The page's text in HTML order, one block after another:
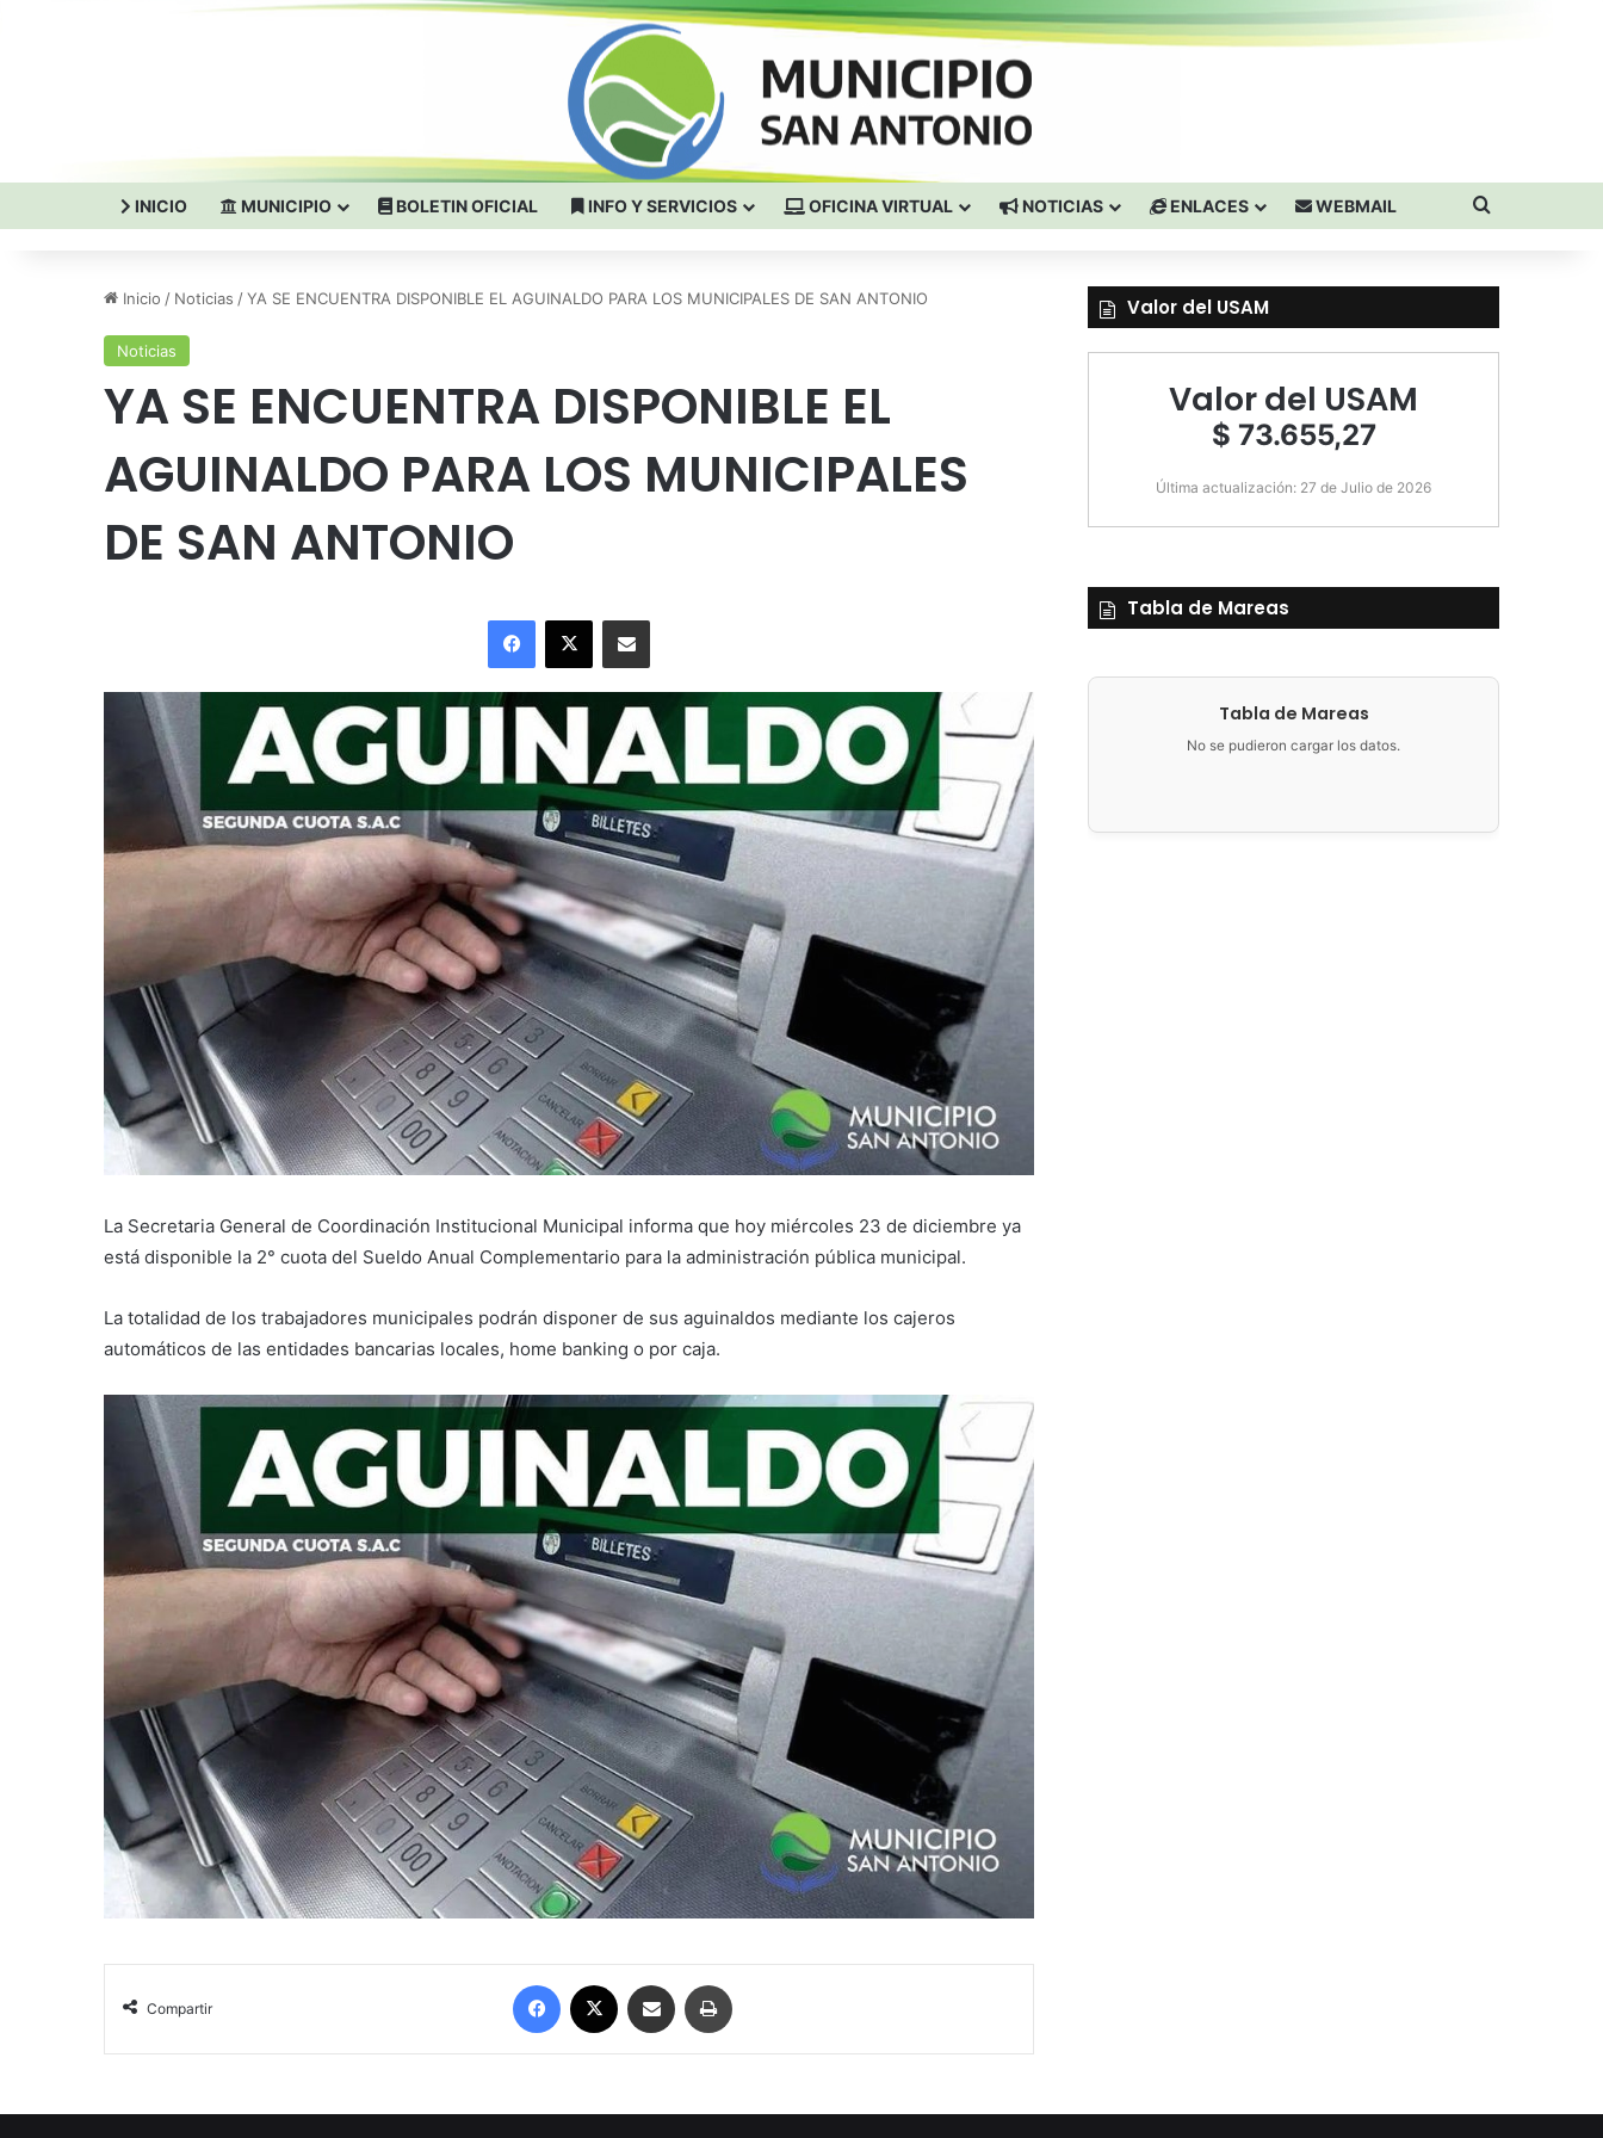
INICIO MUNICIPIO BOLETIN OFICIAL INFO Y SERVICIOS OFICINA VIRTUAL NOTICIAS ENLACES WEBMAIL Buscar por
Inicio / Noticias /YA SE ENCUENTRA DISPONIBLE EL AGUINALDO PARA LOS MUNICIPALES DE SAN ANTONIO
Noticias
YA SE ENCUENTRA DISPONIBLE EL
AGUINALDO PARA LOS MUNICIPALES
DE SAN ANTONIO
Facebook
X Compartir por correo electrónico
La Secretaria General de Coordinación Institucional Municipal informa que hoy miércoles 23 de diciembre ya
está disponible la 2° cuota del Sueldo Anual Complementario para la administración pública municipal.
La totalidad de los trabajadores municipales podrán disponer de sus aguinaldos mediante los cajeros
automáticos de las entidades bancarias locales, home banking o por caja.
Compartir
Facebook Compartir por correo electrónico
Valor del USAM
Valor del USAM
$ 73.655,27
Última actualización: 27 de Julio de 2026
Tabla de Mareas
Tabla de Mareas
No se pudieron cargar los datos.